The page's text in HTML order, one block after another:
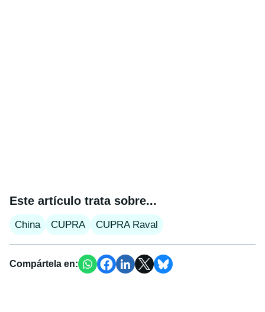
Este artículo trata sobre...
China CUPRA CUPRA Raval
Compártela en: